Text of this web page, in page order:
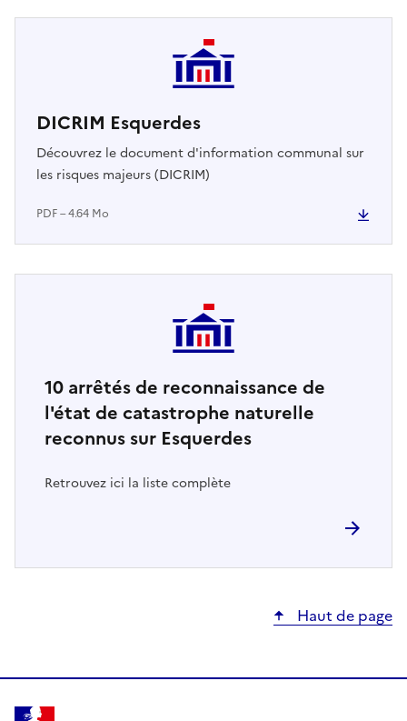
DICRIM Esquerdes
PDF – 4.64 Mo
Découvrez le document d'information communal sur
les risques majeurs (DICRIM)
10 arrêtés de reconnaissance de
l'état de catastrophe naturelle
reconnus sur Esquerdes
Retrouvez ici la liste complète
Haut de page